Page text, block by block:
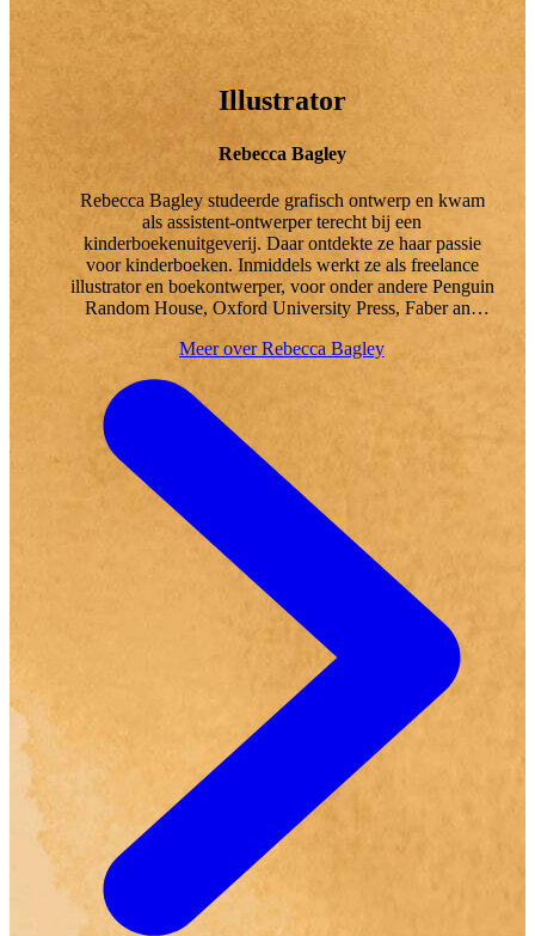
Illustrator
Rebecca Bagley
Rebecca Bagley studeerde grafisch ontwerp en kwam
als assistent-ontwerper terecht bij een
kinderboekenuitgeverij. Daar ontdekte ze haar passie
voor kinderboeken. Inmiddels werkt ze als freelance
illustrator en boekontwerper, voor onder andere Penguin
Random House, Oxford University Press, Faber and
Meer over Rebecca Bagley